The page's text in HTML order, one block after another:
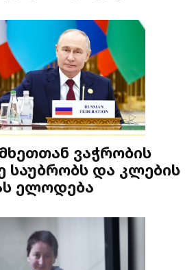
ვაჭრობის
საუბრობს და კლების
ელოდება